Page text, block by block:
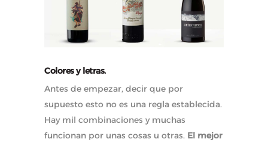
Colores y letras.
Antes de empezar, decir que por
supuesto esto no es una regla establecida.
Hay mil combinaciones y muchas
funcionan por unas cosas u otras. El mejor